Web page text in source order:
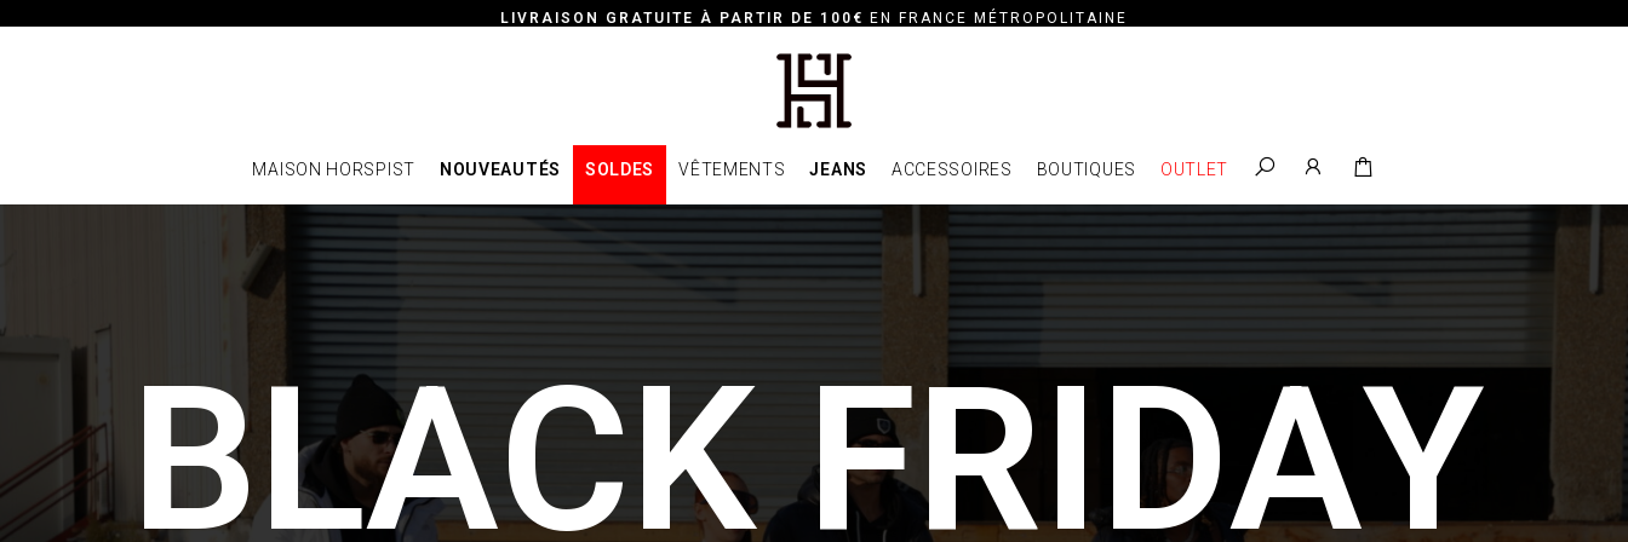
LIVRAISON GRATUITE À PARTIR DE 100€ EN FRANCE MÉTROPOLITAINE
MAISON HORSPIST NOUVEAUTÉS SOLDES VÊTEMENTS JEANS ACCESSOIRES BOUTIQUES OUTLET
BLACK FRIDAY